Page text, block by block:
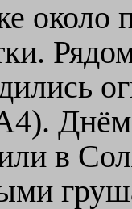
около
Днём
в